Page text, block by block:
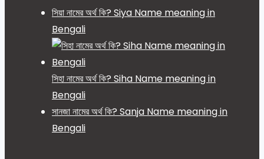
সিয়া নামের অর্থ কি? Siya Name meaning in
Bengali
সিহা নামের অর্থ কি? Siha Name meaning in
Bengali
সানজা নামের অর্থ কি? Sanja Name meaning in
Bengali